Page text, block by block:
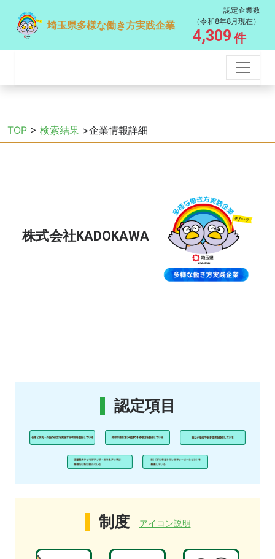
埼玉県多様な働き方実践企業
認定企業数
（令和8年8月現在）
4,309 件
TOP > 検索結果 >企業情報詳細
株式会社KADOKAWA
認定項目
制度 アイコン説明